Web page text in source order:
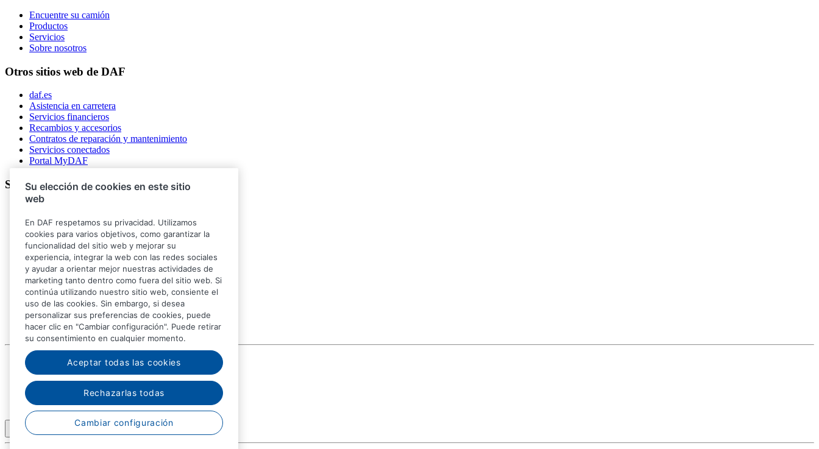
Encuentre su camión
Productos
Servicios
Sobre nosotros
Otros sitios web de DAF
daf.es
Asistencia en carretera
Servicios financieros
Recambios y accesorios
Contratos de reparación y mantenimiento
Servicios conectados
Portal MyDAF
Síganos
© 2026 DAF
Aviso legal
Declaración de privacidad
Condiciones generales
DAF y cookies
Español
Su elección de cookies en este sitio
web
En DAF respetamos su privacidad. Utilizamos
cookies para varios objetivos, como garantizar la
funcionalidad del sitio web y mejorar su
experiencia, integrar la web con las redes sociales
y ayudar a orientar mejor nuestras actividades de
marketing tanto dentro como fuera del sitio web. Si
continúa utilizando nuestro sitio web, consiente el
uso de las cookies. Sin embargo, si desea
personalizar sus preferencias de cookies, puede
hacer clic en "Cambiar configuración". Puede retirar
su consentimiento en cualquier momento.
Aceptar todas las cookies
Rechazarlas todas
Cambiar configuración